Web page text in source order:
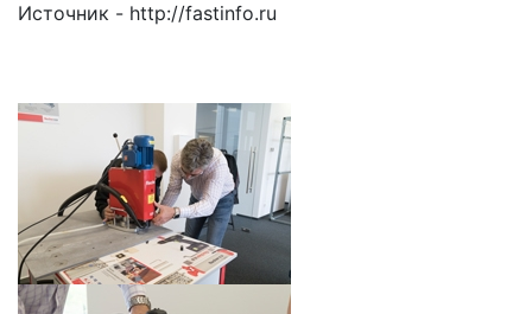
Источник - http://fastinfo.ru